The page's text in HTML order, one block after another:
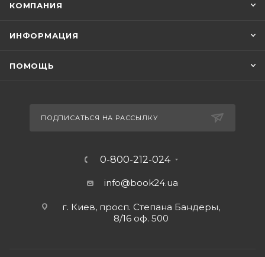
КОМПАНИЯ
ИНФОРМАЦИЯ
ПОМОЩЬ
ПОДПИСАТЬСЯ НА РАССЫЛКУ
0-800-212-024
info@book24.ua
г. Киев, просп. Степана Бандеры,
8/16 оф. 500